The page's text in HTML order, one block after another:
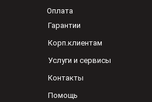
Оплата
Гарантии
Корп.клиентам
Услуги и сервисы
Контакты
Помощь